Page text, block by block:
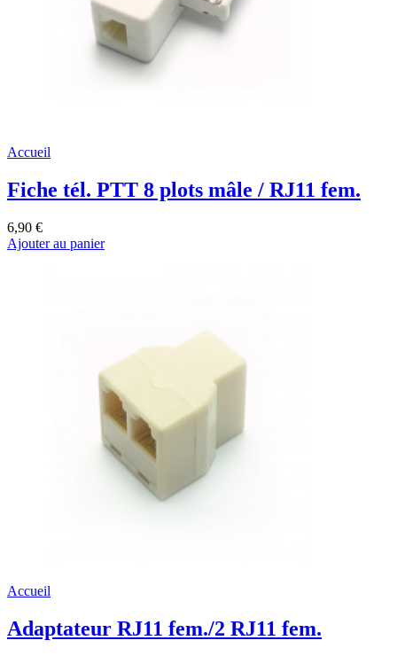
Accueil
Fiche tél. PTT 8 plots mâle / RJ11 fem.
6,90 €
Ajouter au panier
Accueil
Adaptateur RJ11 fem./2 RJ11 fem.